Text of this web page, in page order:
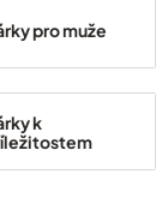
pro muže
k